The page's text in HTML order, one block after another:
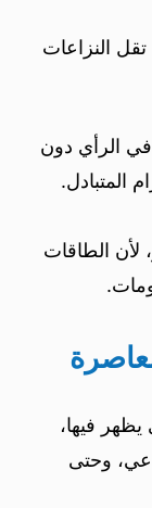
تقل النزاعات
في الرأي دون
المتبادل.
لأن الطاقات
فيها،
وحتى